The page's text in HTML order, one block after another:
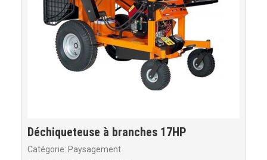
Déchiqueteuse à branches 17HP
Catégorie: Paysagement